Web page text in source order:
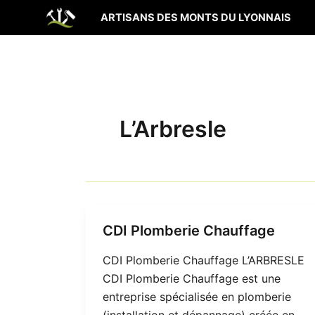
ARTISANS DES MONTS DU LYONNAIS
L’Arbresle
CDI Plomberie Chauffage
CDI Plomberie Chauffage L’ARBRESLE
CDI Plomberie Chauffage est une
entreprise spécialisée en plomberie